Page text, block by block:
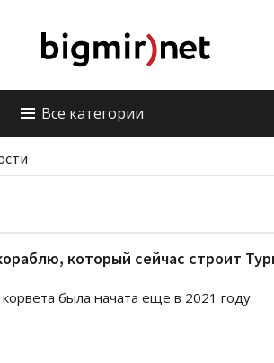
Все категории
который сейчас строит
была начата еще в 2021 году.